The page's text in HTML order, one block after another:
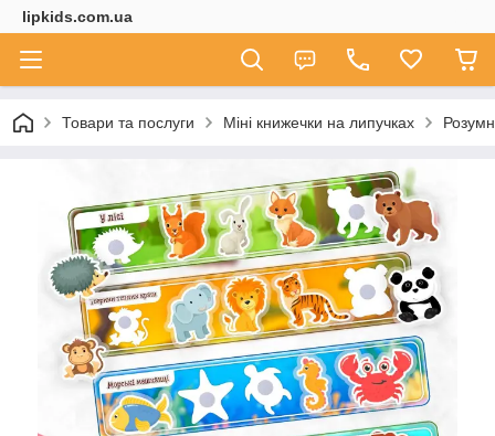
lipkids.com.ua
Товари та послуги Міні книжечки на липучках